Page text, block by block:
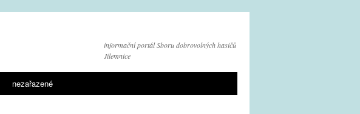
informační portál Sboru dobrovolných hasičů
Jilemnice
nezařazené